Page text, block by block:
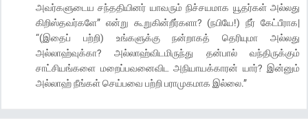
அவர்களுடைய சந்ததியினர் யாவரும் நிச்சயமாக யூதர்கள் அல்லது
கிறிஸ்தவர்களே” என்று கூறுகின்றீர்களா? (நபியே!) நீர் கேட்பீராக|
“(இதைப் பற்றி) உங்களுக்கு நன்றாகத் தெரியுமா அல்லது
அல்லாஹ்வுக்கா? அல்லாஹ்விடமிருந்து தன்பால் வந்திருக்கும்
சாட்சியங்களை மறைப்பவனைவிட அநியாயக்காரன் யார்? இன்னும்
அல்லாஹ் நீங்கள் செய்பவை பற்றி பராமுகமாக இல்லை.”